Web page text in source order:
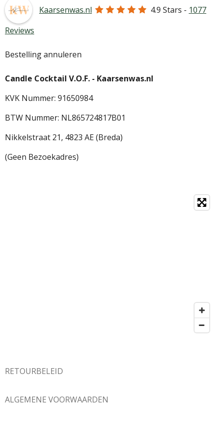
Kaarsenwas.nl 4.9 Stars - 1077
Reviews
Bestelling annuleren
Candle Cocktail V.O.F. - Kaarsenwas.nl
KVK Nummer: 91650984
BTW Nummer: NL865724817B01
Nikkelstraat 21, 4823 AE (Breda)
(Geen Bezoekadres)
RETOURBELEID
ALGEMENE VOORWAARDEN